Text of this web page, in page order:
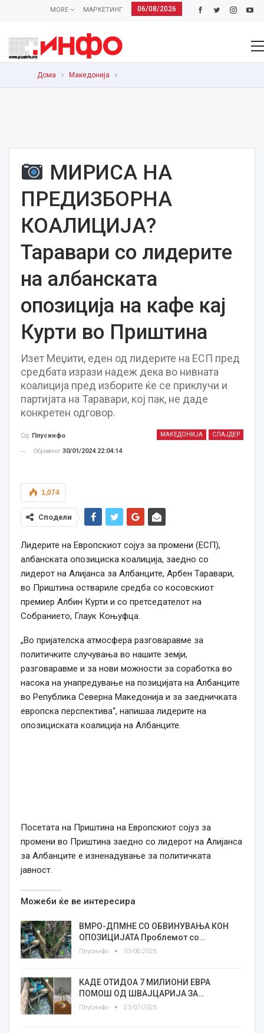
06/08/2026
МАРКЕТИНГ
MORE
Дома Македонија
МИРИСА НА
ПРЕДИЗБОРНА
КОАЛИЦИЈА?
Таравари со лидерите
на албанската
опозиција на кафе кај
Курти во Приштина
Изет Меџити, еден од лидерите на ЕСП пред
средбата изрази надеж дека во нивната
коалиција пред изборите ќе се приклучи и
партијата на Таравари, кој пак, не даде
конкретен одговор.
МАКЕДОНИЈА СЛАЈДЕР
Од Плусинфо
Објавено 30/01/2024 22:04:14
1,074
Сподели
Лидерите на Европскиот сојуз за промени (ЕСП),
албанската опозициска коалиција, заедно со
лидерот на Алијанса за Албанците, Арбен Таравари,
во Приштина оствариле средба со косовскиот
премиер Албин Курти и со претседателот на
Собранието, Глаук Коњуфца.
„Во пријателска атмосфера разговаравме за
политичките случувања во нашите земји,
разговаравме и за нови можности за соработка во
насока на унапредување на позицијата на Албанците
во Република Северна Македонија и за заедничката
европска перспектива“, напишаа лидерите на
опозициската коалиција на Албанците.
Посетата на Приштина на Европскиот сојуз за
промени во Приштина заедно со лидерот на Алијанса
за Албанците е изненадување за политичката
јавност.
Можеби ќе ве интересира
ВМРО-ДПМНЕ СО ОБВИНУВАЊА КОН
ОПОЗИЦИЈАТА Проблемот со…
Плусинфо 03/08/2026
КАДЕ ОТИДОА 7 МИЛИОНИ ЕВРА
ПОМОШ ОД ШВАЈЦАРИЈА ЗА…
Плусинфо 23/07/2026